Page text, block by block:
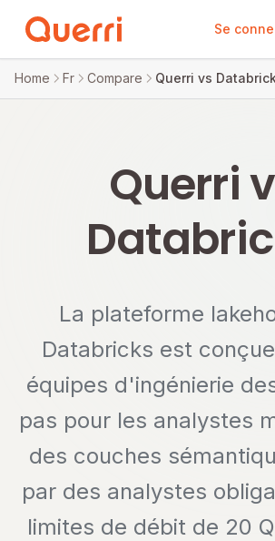
Skip to content
Se
Home Fr Compare Querri vs
Querri
La plateforme
Databricks est
équipes d'ingénierie
pas pour les analystes
des couches
par des analystes
limites de débit de 20